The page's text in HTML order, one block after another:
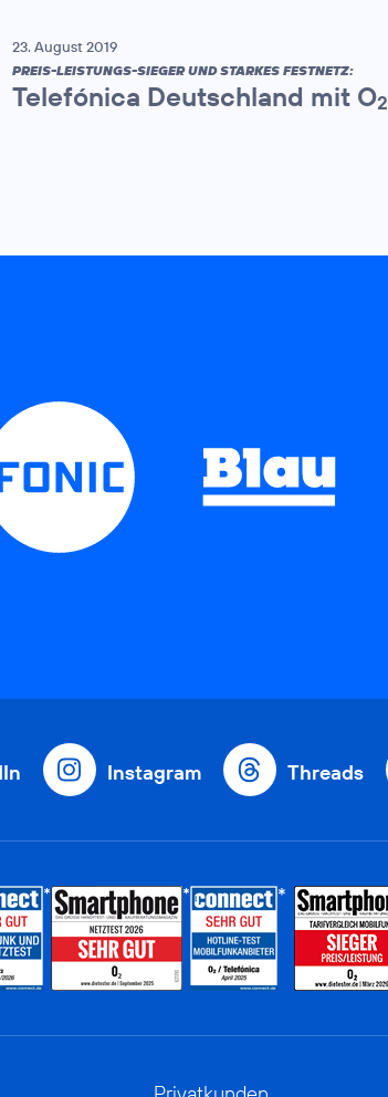
23. August 2019
PREIS-LEISTUNGS-SIEGER UND STARKES FESTNETZ:
Telefónica Deutschland mit O2
Instagram Threads